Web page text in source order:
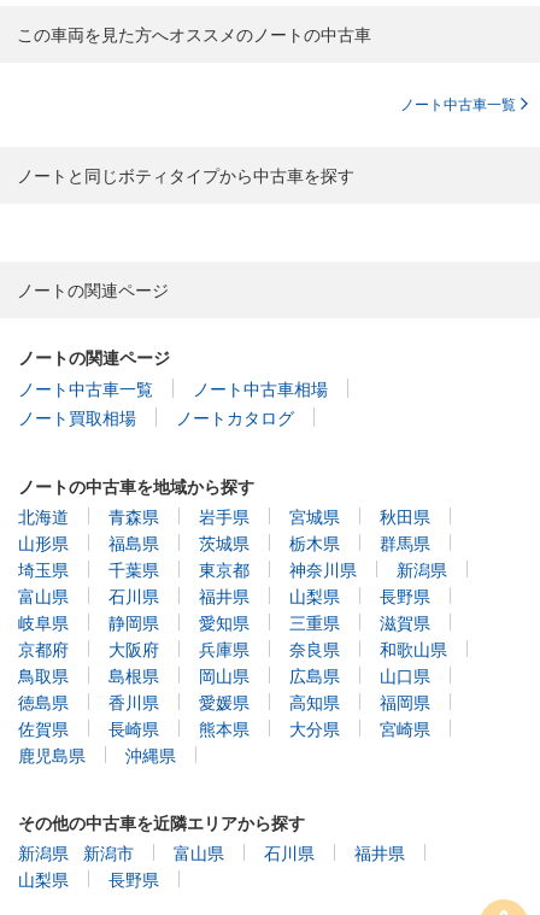
この車両を見た方へオススメのノートの中古車
ノート中古車一覧
ノートと同じボティタイプから中古車を探す
ノートの関連ページ
ノートの関連ページ
ノート中古車一覧
ノート中古車相場
ノート買取相場
ノートカタログ
ノートの中古車を地域から探す
北海道
青森県 岩手県 宮城県
秋田県
山形県
福島県 茨城県 栃木県
群馬県
埼玉県
千葉県 東京都 神奈川県
新潟県
富山県
石川県 福井県 山梨県
長野県
岐阜県
静岡県 愛知県 三重県
滋賀県
京都府
大阪府 兵庫県 奈良県
和歌山県
鳥取県
島根県 岡山県 広島県
山口県
徳島県
香川県 愛媛県 高知県
福岡県
佐賀県
長崎県 熊本県 大分県
宮崎県
鹿児島県
沖縄県
その他の中古車を近隣エリアから探す
新潟県
新潟市 富山県 石川県
福井県
山梨県
長野県